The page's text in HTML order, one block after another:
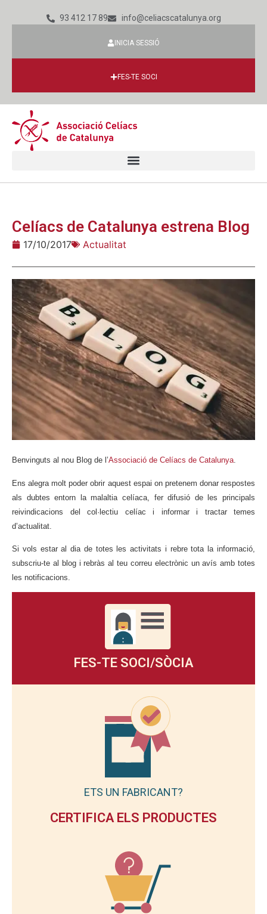
93 412 17 89 info@celiacscatalunya.org
INICIA SESSIÓ
FES-TE SOCI
Celíacs de Catalunya estrena Blog
17/10/2017 Actualitat
Benvinguts al nou Blog de l’Associació de Celíacs de Catalunya.
Ens alegra molt poder obrir aquest espai on pretenem donar respostes
als dubtes entorn la malaltia celíaca, fer difusió de les principals
reivindicacions del col·lectiu celíac i informar i tractar temes
d’actualitat.
Si vols estar al dia de totes les activitats i rebre tota la informació,
subscriu-te al blog i rebràs al teu correu electrònic un avís amb totes
les notificacions.
FES-TE SOCI/SÒCIA
ETS UN FABRICANT?
CERTIFICA ELS PRODUCTES